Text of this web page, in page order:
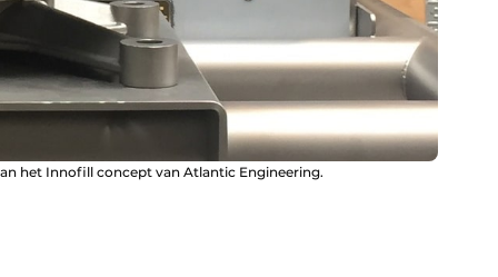
het Innofill concept van Atlantic Engineering.